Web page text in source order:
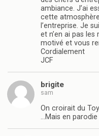
ambiance. J’ai
cette
l’entreprise. Je
et n’en ai pas
motivé et vous
Cordialement
JCF
brigite
sam
On croirait du
…Mais en parodie